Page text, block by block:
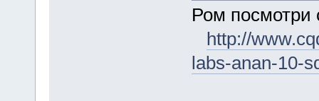
Ром посмотри
http://
labs-anan-10-